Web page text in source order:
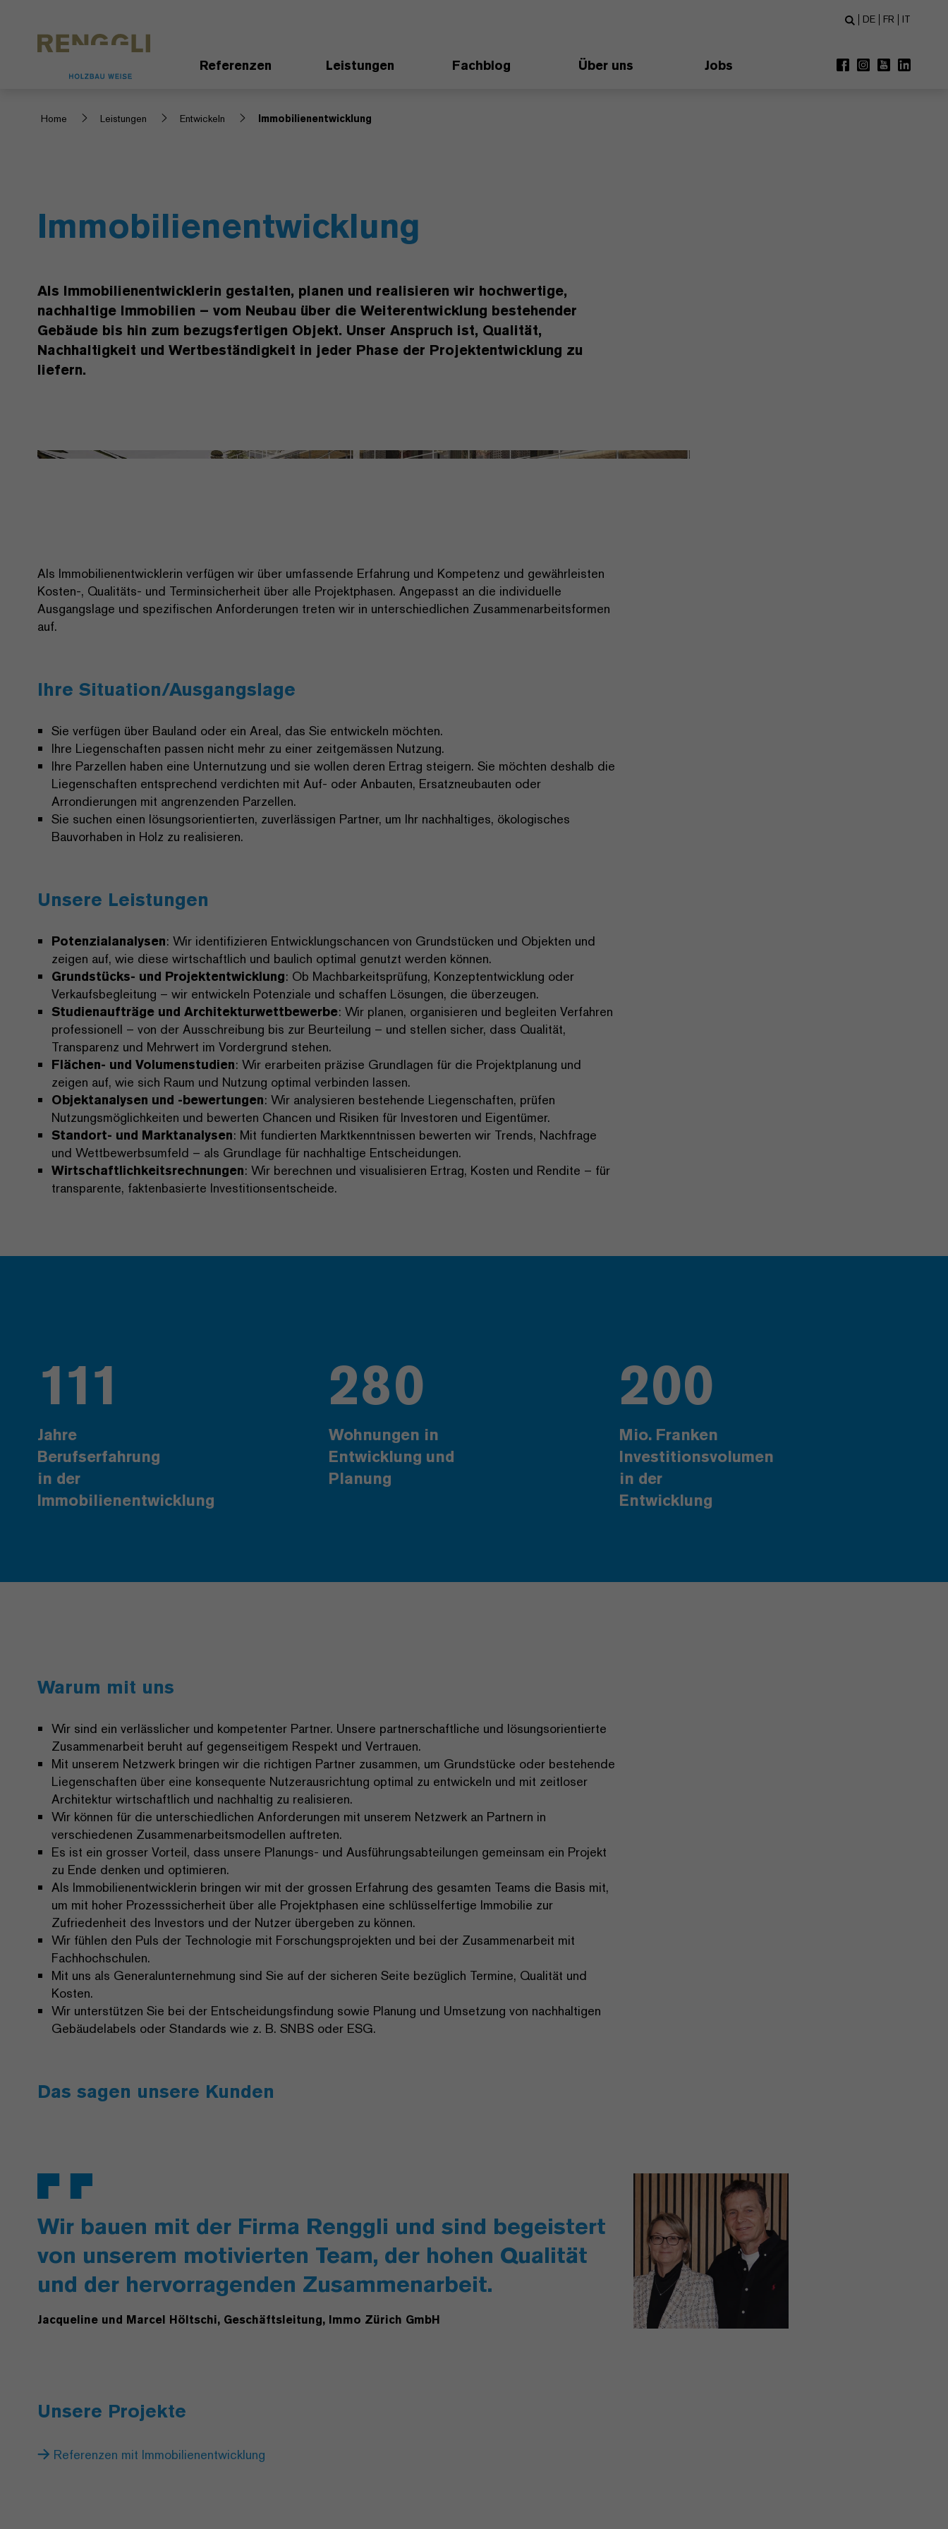
Referenzen Leistungen Fachblog Über uns Jobs
DE FR IT
Home Leistungen Entwickeln Immobilienentwicklung
Immobilienentwicklung
Als Immobilienentwicklerin gestalten, planen und realisieren wir hochwertige,
nachhaltige Immobilien – vom Neubau über die Weiterentwicklung bestehender
Gebäude bis hin zum bezugsfertigen Objekt. Unser Anspruch ist, Qualität,
Nachhaltigkeit und Wertbeständigkeit in jeder Phase der Projektentwicklung zu
liefern.
Als Immobilienentwicklerin verfügen wir über umfassende Erfahrung und Kompetenz und gewährleisten
Kosten-, Qualitäts- und Terminsicherheit über alle Projektphasen. Angepasst an die individuelle
Ausgangslage und spezifischen Anforderungen treten wir in unterschiedlichen Zusammenarbeitsformen
auf.
Ihre Situation/Ausgangslage
Sie verfügen über Bauland oder ein Areal, das Sie entwickeln möchten.
Ihre Liegenschaften passen nicht mehr zu einer zeitgemässen Nutzung.
Ihre Parzellen haben eine Unternutzung und sie wollen deren Ertrag steigern. Sie möchten deshalb die
Liegenschaften entsprechend verdichten mit Auf- oder Anbauten, Ersatzneubauten oder
Arrondierungen mit angrenzenden Parzellen.
Sie suchen einen lösungsorientierten, zuverlässigen Partner, um Ihr nachhaltiges, ökologisches
Bauvorhaben in Holz zu realisieren.
Unsere Leistungen
Potenzialanalysen: Wir identifizieren Entwicklungschancen von Grundstücken und Objekten und
zeigen auf, wie diese wirtschaftlich und baulich optimal genutzt werden können.
Grundstücks- und Projektentwicklung: Ob Machbarkeitsprüfung, Konzeptentwicklung oder
Verkaufsbegleitung – wir entwickeln Potenziale und schaffen Lösungen, die überzeugen.
Studienaufträge und Architekturwettbewerbe: Wir planen, organisieren und begleiten Verfahren
professionell – von der Ausschreibung bis zur Beurteilung – und stellen sicher, dass Qualität,
Transparenz und Mehrwert im Vordergrund stehen.
Flächen- und Volumenstudien: Wir erarbeiten präzise Grundlagen für die Projektplanung und
zeigen auf, wie sich Raum und Nutzung optimal verbinden lassen.
Objektanalysen und -bewertungen: Wir analysieren bestehende Liegenschaften, prüfen
Nutzungsmöglichkeiten und bewerten Chancen und Risiken für Investoren und Eigentümer.
Standort- und Marktanalysen: Mit fundierten Marktkenntnissen bewerten wir Trends, Nachfrage
und Wettbewerbsumfeld – als Grundlage für nachhaltige Entscheidungen.
Wirtschaftlichkeitsrechnungen: Wir berechnen und visualisieren Ertrag, Kosten und Rendite – für
transparente, faktenbasierte Investitionsentscheide.
111
Jahre
Berufserfahrung
in der
Immobilienentwicklung
280
Wohnungen in
Entwicklung und
Planung
200
Mio. Franken
Investitionsvolumen
in der
Entwicklung
Warum mit uns
Wir sind ein verlässlicher und kompetenter Partner. Unsere partnerschaftliche und lösungsorientierte
Zusammenarbeit beruht auf gegenseitigem Respekt und Vertrauen.
Mit unserem Netzwerk bringen wir die richtigen Partner zusammen, um Grundstücke oder bestehende
Liegenschaften über eine konsequente Nutzerausrichtung optimal zu entwickeln und mit zeitloser
Architektur wirtschaftlich und nachhaltig zu realisieren.
Wir können für die unterschiedlichen Anforderungen mit unserem Netzwerk an Partnern in
verschiedenen Zusammenarbeitsmodellen auftreten.
Es ist ein grosser Vorteil, dass unsere Planungs- und Ausführungsabteilungen gemeinsam ein Projekt
zu Ende denken und optimieren.
Als Immobilienentwicklerin bringen wir mit der grossen Erfahrung des gesamten Teams die Basis mit,
um mit hoher Prozesssicherheit über alle Projektphasen eine schlüsselfertige Immobilie zur
Zufriedenheit des Investors und der Nutzer übergeben zu können.
Wir fühlen den Puls der Technologie mit Forschungsprojekten und bei der Zusammenarbeit mit
Fachhochschulen.
Mit uns als Generalunternehmung sind Sie auf der sicheren Seite bezüglich Termine, Qualität und
Kosten.
Wir unterstützen Sie bei der Entscheidungsfindung sowie Planung und Umsetzung von nachhaltigen
Gebäudelabels oder Standards wie z. B. SNBS oder ESG.
Das sagen unsere Kunden
Wir bauen mit der Firma Renggli und sind begeistert
von unserem motivierten Team, der hohen Qualität
und der hervorragenden Zusammenarbeit.
Jacqueline und Marcel Höltschi, Geschäftsleitung, Immo Zürich GmbH
Unsere Projekte
Referenzen mit Immobilienentwicklung